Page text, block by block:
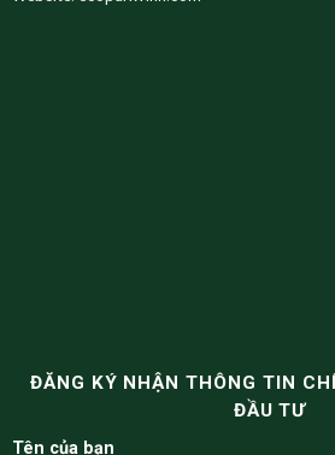
ĐĂNG KÝ NHẬN THÔNG TIN
ĐẦU TƯ
Tên của bạn